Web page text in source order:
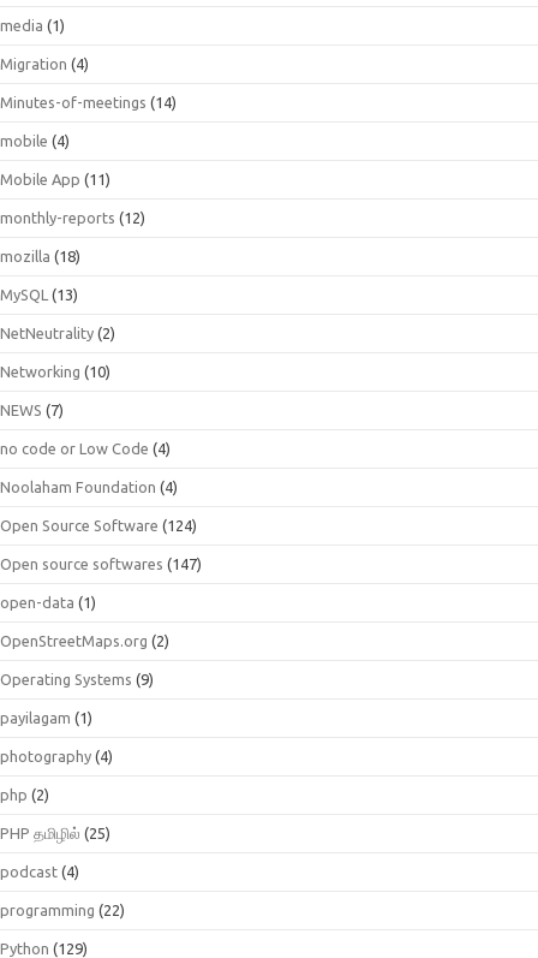
media (1)
Migration (4)
Minutes-of-meetings (14)
mobile (4)
Mobile App (11)
monthly-reports (12)
mozilla (18)
MySQL (13)
NetNeutrality (2)
Networking (10)
NEWS (7)
no code or Low Code (4)
Noolaham Foundation (4)
Open Source Software (124)
Open source softwares (147)
open-data (1)
OpenStreetMaps.org (2)
Operating Systems (9)
payilagam (1)
photography (4)
php (2)
PHP தமிழில் (25)
podcast (4)
programming (22)
Python (129)